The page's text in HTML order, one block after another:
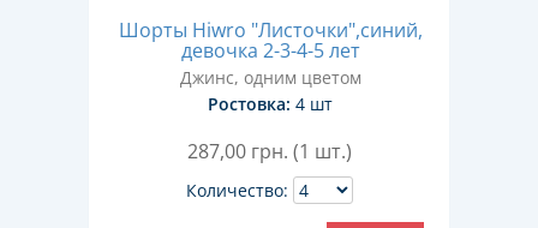
Шорты Hiwro "Листочки",синий,
девочка 2-3-4-5 лет
Джинс, одним цветом
Ростовка: 4 шт
287,00 грн. (1 шт.)
Количество: